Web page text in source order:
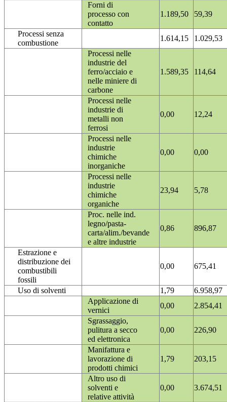
Forni di
processo con
contatto
1.189,50 59,39
Processi senza
combustione
1.614,15
1.029,53
Processi nelle
industrie del
ferro/acciaio e
nelle miniere di
carbone
1.589,35 114,64
Processi nelle
industrie di
metalli non
ferrosi
0,00 12,24
Processi nelle
industrie
chimiche
inorganiche
0,00 0,00
Processi nelle
industrie
chimiche
organiche
23,94 5,78
Proc. nelle ind.
legno/pasta-
carta/alim./bevande
e altre industrie
0,86 896,87
Estrazione e
distribuzione dei
combustibili
fossili
0,00 675,41
Uso di solventi 1,79
6.958,97
Applicazione di
vernici
0,00
2.854,41
Sgrassaggio,
pulitura a secco
ed elettronica
0,00 226,90
Manifattura e
lavorazione di
prodotti chimici
1,79 203,15
Altro uso di
solventi e
relative attività
0,00 3.674,51